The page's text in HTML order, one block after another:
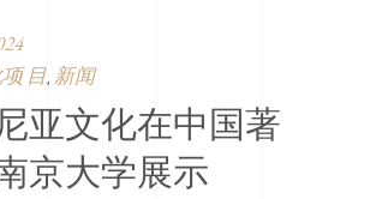
目 新闻
亚文化在中国著
京大学展示